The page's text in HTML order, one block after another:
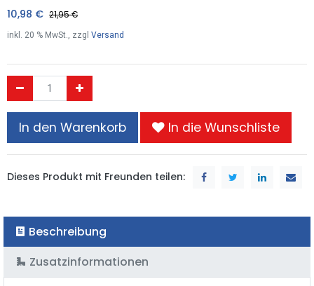
10,98 € 21,95€
inkl. 20 % MwSt., zzgl Versand
In den Warenkorb In die Wunschliste
Dieses Produkt mit Freunden teilen:
Beschreibung
Zusatzinformationen